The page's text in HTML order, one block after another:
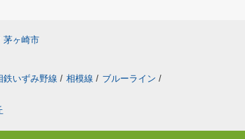
茅ヶ崎市
鉄いずみ野線 / 相模線 / ブルーライン /